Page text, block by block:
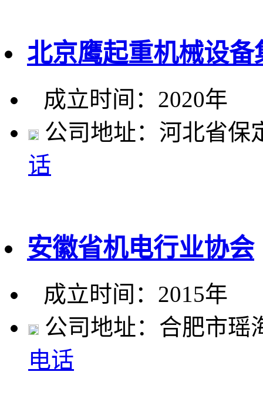
北京鹰起重机械设
成立时间：2020年
公司地址：河北省保
话
安徽省机电行业协会
成立时间：2015年
公司地址：合肥市瑶
电话